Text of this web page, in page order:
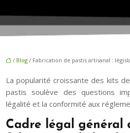
/ Blog / Fabrication de pastis artisanal :
La popularité croissante des kits
pastis soulève des questions
légalité et la conformité aux
Cadre légal général